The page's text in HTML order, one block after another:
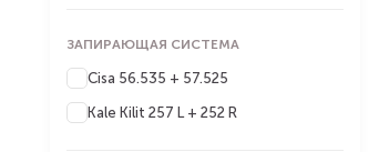
ЗАПИРАЮЩАЯ СИСТЕМА
Cisa 56.535 + 57.525
Kale Kilit 257 L + 252 R